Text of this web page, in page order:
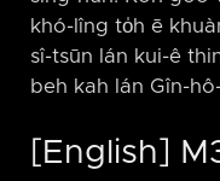
khó-lîng to̍h ē
sî-tsūn lán kui-ê
beh kah lán Gîn-
[English]